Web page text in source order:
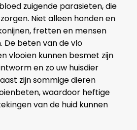
zuigende parasieten, die
Niet alleen honden en
fretten en mensen
De beten van de vlo
vlooien kunnen besmet zijn
en zo uw huisdier
zijn sommige dieren
waardoor heftige
van de huid kunnen